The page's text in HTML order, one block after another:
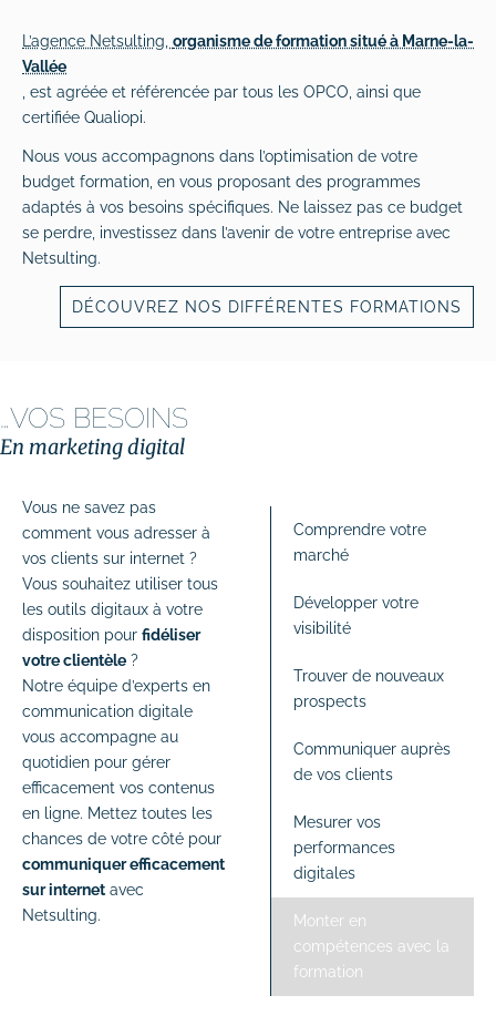
L’agence Netsulting, organisme de formation situé à Marne-la-
Vallée
, est agréée et référencée par tous les OPCO, ainsi que
certifiée Qualiopi.
Nous vous accompagnons dans l’optimisation de votre
budget formation, en vous proposant des programmes
adaptés à vos besoins spécifiques. Ne laissez pas ce budget
se perdre, investissez dans l’avenir de votre entreprise avec
Netsulting.
DÉCOUVREZ NOS DIFFÉRENTES FORMATIONS
…VOS BESOINS
En marketing digital
Vous ne savez pas
comment vous adresser à
vos clients sur internet ?
Vous souhaitez utiliser tous
les outils digitaux à votre
disposition pour fidéliser
votre clientèle ?
Notre équipe d’experts en
communication digitale
vous accompagne au
quotidien pour gérer
efficacement vos contenus
en ligne. Mettez toutes les
chances de votre côté pour
communiquer efficacement
sur internet avec
Netsulting.
Comprendre votre
marché
Développer votre
visibilité
Trouver de nouveaux
prospects
Communiquer auprès
de vos clients
Mesurer vos
performances
digitales
Monter en
compétences avec la
formation